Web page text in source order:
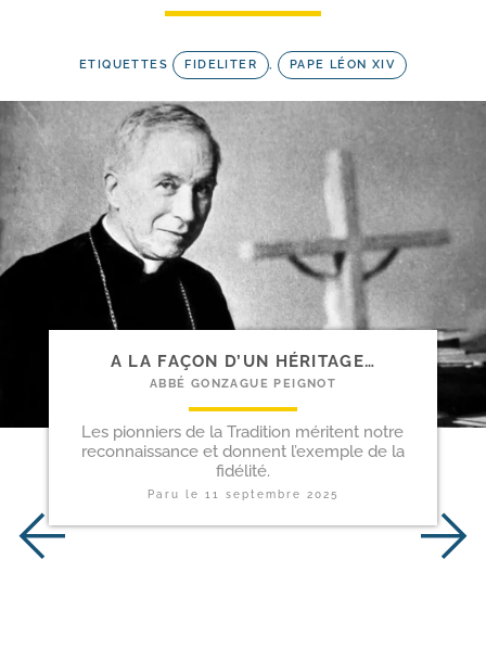
ETIQUETTES FIDELITER , PAPE LÉON XIV
A LA FAÇON D’UN HÉRITAGE…
ABBÉ GONZAGUE PEIGNOT
Les pionniers de la Tradition méritent notre
reconnaissance et donnent l’exemple de la
fidélité.
Paru le 11 septembre 2025